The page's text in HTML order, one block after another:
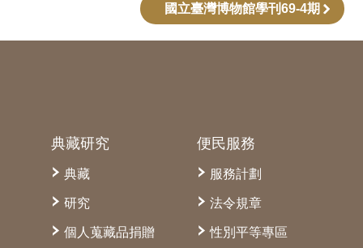
國立臺灣博物館學刊69-4期
典藏研究
典藏
研究
個人蒐藏品捐贈
便民服務
服務計劃
法令規章
性別平等專區